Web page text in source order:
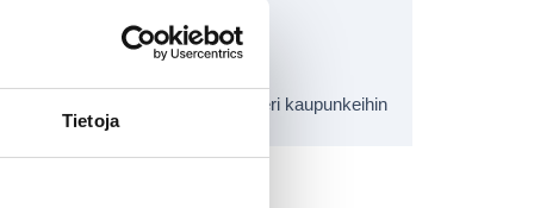
Tietoja
kaukolämpöakun toimittamisessa eri kaupunkeihin